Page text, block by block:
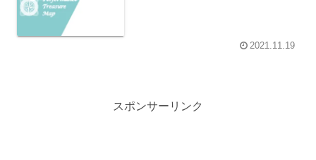
2021.11.19
スポンサーリンク